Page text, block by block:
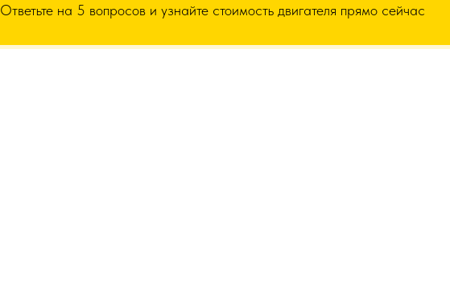
Ответьте на 5 вопросов и узнайте стоимость двигателя прямо сейчас